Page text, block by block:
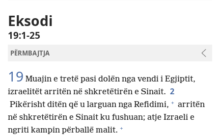
Biblës
Eksodi
19:1-25
PËRMBAJTJA
19 Muajin e tretë pasi dolën nga vendi i Egjiptit,
izraelitët arritën në shkretëtirën e Sinait. 2
Pikërisht ditën që u larguan nga Refidimi, + arritën
në shkretëtirën e Sinait ku fushuan; atje Izraeli e
ngriti kampin përballë malit. +